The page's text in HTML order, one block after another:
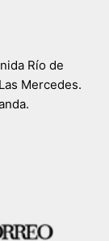
Río de
Mercedes.